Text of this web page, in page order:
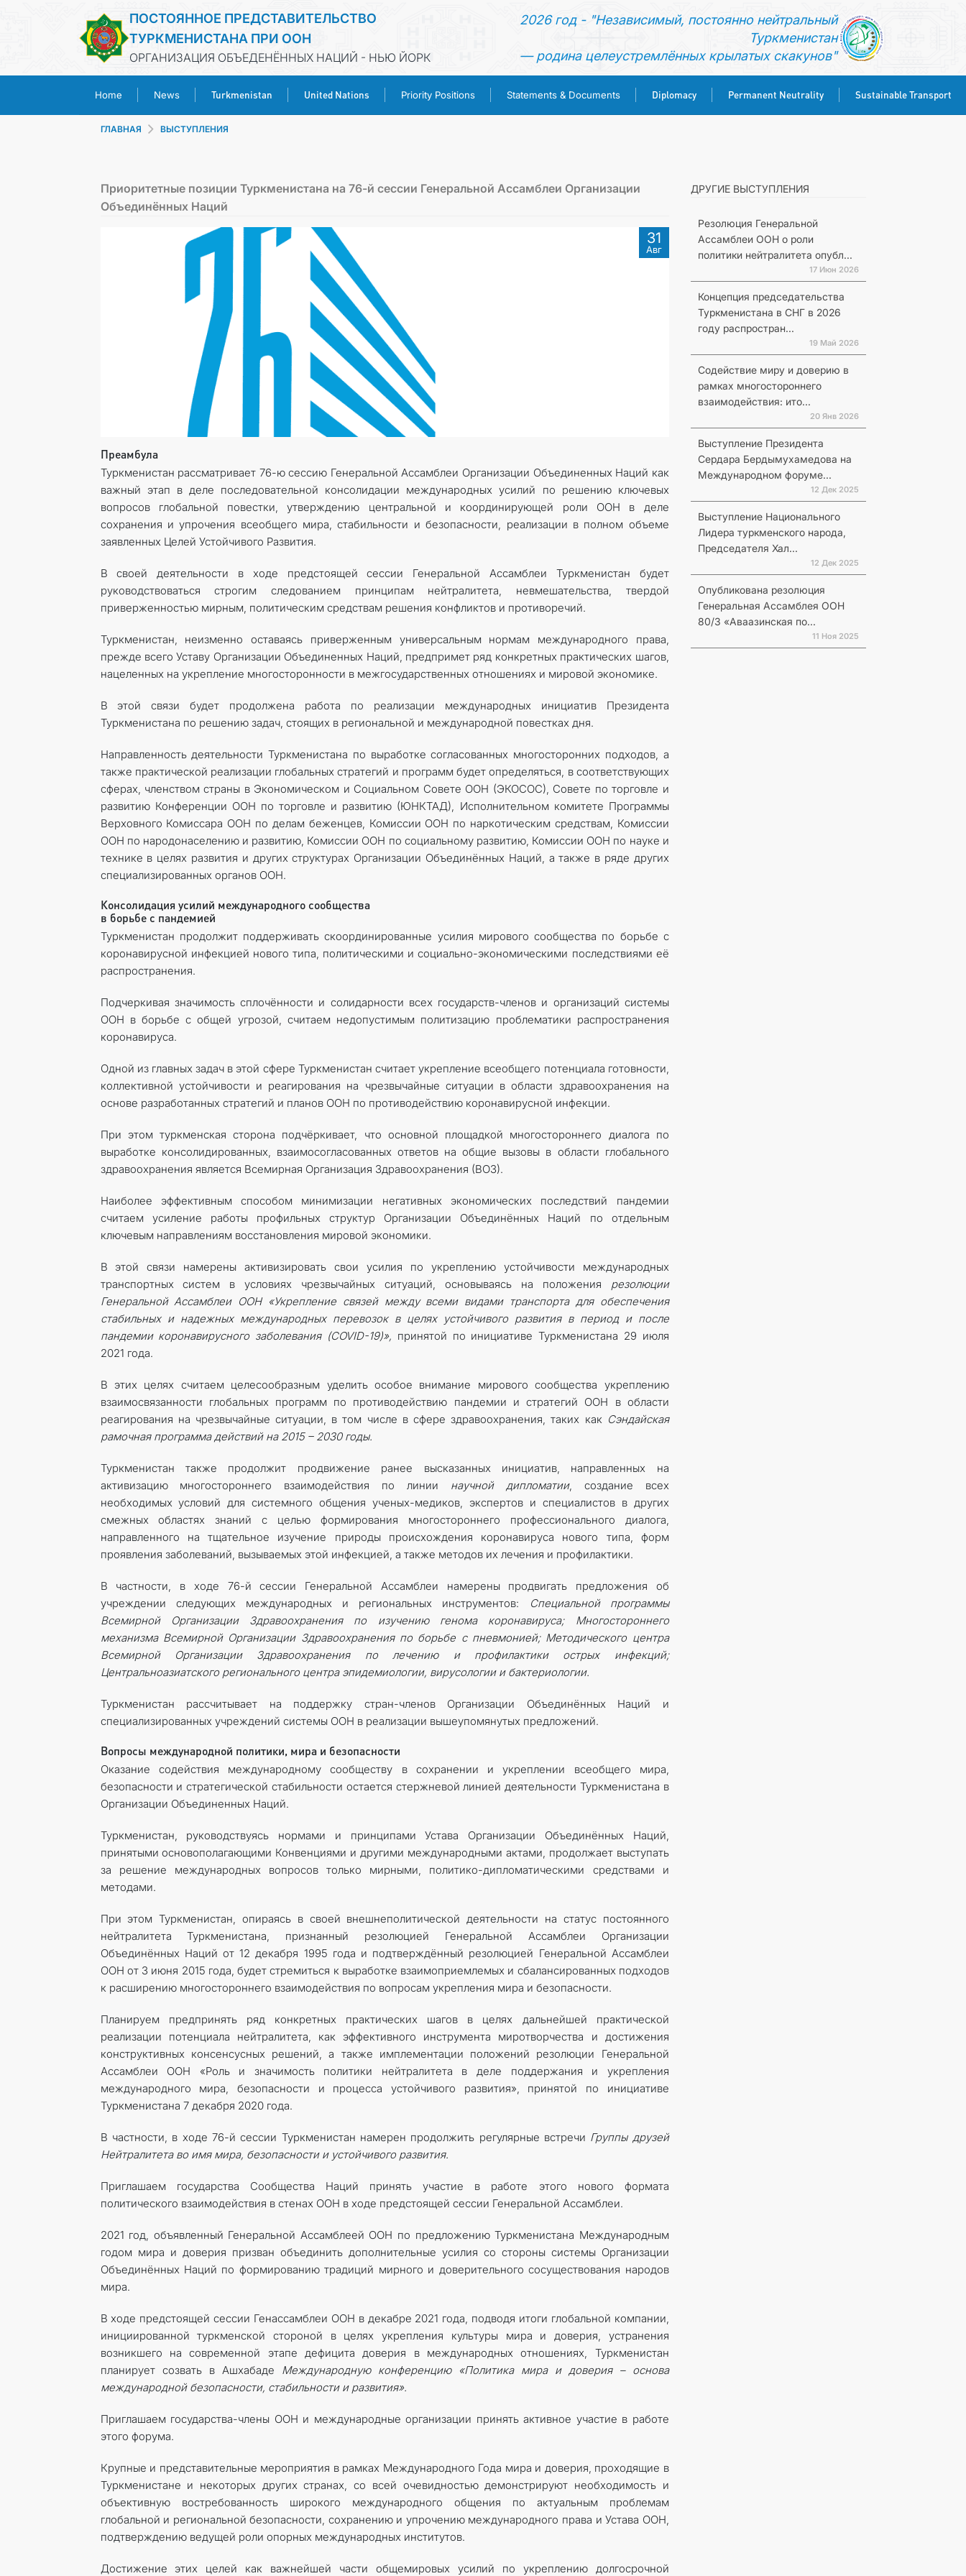
ПОСТОЯННОЕ ПРЕДСТАВИТЕЛЬСТВО
ТУРКМЕНИСТАНА ПРИ ООН
ОРГАНИЗАЦИЯ ОБЪЕДЕНЁННЫХ НАЦИЙ - НЬЮ ЙОРК
2026 год - "Независимый, постоянно нейтральный
Туркменистан
— родина целеустремлённых крылатых скакунов"
Home News Turkmenistan United Nations Priority Positions Statements & Documents Diplomacy Permanent Neutrality Sustainable Transport
PERMANENT NEUTRALITY
ГЛАВНАЯ ВЫСТУПЛЕНИЯ
Приоритетные позиции Туркменистана на 76-й сессии Генеральной Ассамблеи Организации
Объединённых Наций
31
Авг
Преамбула
Туркменистан рассматривает 76-ю сессию Генеральной Ассамблеи Организации Объединенных Наций как
важный этап в деле последовательной консолидации международных усилий по решению ключевых
вопросов глобальной повестки, утверждению центральной и координирующей роли ООН в деле
сохранения и упрочения всеобщего мира, стабильности и безопасности, реализации в полном объеме
заявленных Целей Устойчивого Развития.
В своей деятельности в ходе предстоящей сессии Генеральной Ассамблеи Туркменистан будет
руководствоваться строгим следованием принципам нейтралитета, невмешательства, твердой
приверженностью мирным, политическим средствам решения конфликтов и противоречий.
Туркменистан, неизменно оставаясь приверженным универсальным нормам международного права,
прежде всего Уставу Организации Объединенных Наций, предпримет ряд конкретных практических шагов,
нацеленных на укрепление многосторонности в межгосударственных отношениях и мировой экономике.
В этой связи будет продолжена работа по реализации международных инициатив Президента
Туркменистана по решению задач, стоящих в региональной и международной повестках дня.
Направленность деятельности Туркменистана по выработке согласованных многосторонних подходов, а
также практической реализации глобальных стратегий и программ будет определяться, в соответствующих
сферах, членством страны в Экономическом и Социальном Совете ООН (ЭКОСОС), Совете по торговле и
развитию Конференции ООН по торговле и развитию (ЮНКТАД), Исполнительном комитете Программы
Верховного Комиссара ООН по делам беженцев, Комиссии ООН по наркотическим средствам, Комиссии
ООН по народонаселению и развитию, Комиссии ООН по социальному развитию, Комиссии ООН по науке и
технике в целях развития и других структурах Организации Объединённых Наций, а также в ряде других
специализированных органов ООН.
Консолидация усилий международного сообщества
в борьбе с пандемией
Туркменистан продолжит поддерживать скоординированные усилия мирового сообщества по борьбе с
коронавирусной инфекцией нового типа, политическими и социально-экономическими последствиями её
распространения.
Подчеркивая значимость сплочённости и солидарности всех государств-членов и организаций системы
ООН в борьбе с общей угрозой, считаем недопустимым политизацию проблематики распространения
коронавируса.
Одной из главных задач в этой сфере Туркменистан считает укрепление всеобщего потенциала готовности,
коллективной устойчивости и реагирования на чрезвычайные ситуации в области здравоохранения на
основе разработанных стратегий и планов ООН по противодействию коронавирусной инфекции.
При этом туркменская сторона подчёркивает, что основной площадкой многостороннего диалога по
выработке консолидированных, взаимосогласованных ответов на общие вызовы в области глобального
здравоохранения является Всемирная Организация Здравоохранения (ВОЗ).
Наиболее эффективным способом минимизации негативных экономических последствий пандемии
считаем усиление работы профильных структур Организации Объединённых Наций по отдельным
ключевым направлениям восстановления мировой экономики.
В этой связи намерены активизировать свои усилия по укреплению устойчивости международных
транспортных систем в условиях чрезвычайных ситуаций, основываясь на положения резолюции
Генеральной Ассамблеи ООН «Укрепление связей между всеми видами транспорта для обеспечения
стабильных и надежных международных перевозок в целях устойчивого развития в период и после
пандемии коронавирусного заболевания (COVID-19)», принятой по инициативе Туркменистана 29 июля
2021 года.
В этих целях считаем целесообразным уделить особое внимание мирового сообщества укреплению
взаимосвязанности глобальных программ по противодействию пандемии и стратегий ООН в области
реагирования на чрезвычайные ситуации, в том числе в сфере здравоохранения, таких как Сэндайская
рамочная программа действий на 2015 – 2030 годы.
Туркменистан также продолжит продвижение ранее высказанных инициатив, направленных на
активизацию многостороннего взаимодействия по линии научной дипломатии, создание всех
необходимых условий для системного общения ученых-медиков, экспертов и специалистов в других
смежных областях знаний с целью формирования многостороннего профессионального диалога,
направленного на тщательное изучение природы происхождения коронавируса нового типа, форм
проявления заболеваний, вызываемых этой инфекцией, а также методов их лечения и профилактики.
В частности, в ходе 76-й сессии Генеральной Ассамблеи намерены продвигать предложения об
учреждении следующих международных и региональных инструментов:
Специальной программы
Всемирной Организации Здравоохранения по изучению генома коронавируса; Многостороннего
механизма Всемирной Организации Здравоохранения по борьбе с пневмонией; Методического центра
Всемирной Организации Здравоохранения по лечению и профилактики острых инфекций;
Центральноазиатского регионального центра эпидемиологии, вирусологии и бактериологии.
Туркменистан рассчитывает на поддержку стран-членов Организации Объединённых Наций и
специализированных учреждений системы ООН в реализации вышеупомянутых предложений.
Вопросы международной политики, мира и безопасности
Оказание содействия международному сообществу в сохранении и укреплении всеобщего мира,
безопасности и стратегической стабильности остается стержневой линией деятельности Туркменистана в
Организации Объединенных Наций.
Туркменистан, руководствуясь нормами и принципами Устава Организации Объединённых Наций,
принятыми основополагающими Конвенциями и другими международными актами, продолжает выступать
за решение международных вопросов только мирными, политико-дипломатическими средствами и
методами.
При этом Туркменистан, опираясь в своей внешнеполитической деятельности на статус постоянного
нейтралитета Туркменистана, признанный резолюцией Генеральной Ассамблеи Организации
Объединённых Наций от 12 декабря 1995 года и подтверждённый резолюцией Генеральной Ассамблеи
ООН от 3 июня 2015 года, будет стремиться к выработке взаимоприемлемых и сбалансированных подходов
к расширению многостороннего взаимодействия по вопросам укрепления мира и безопасности.
Планируем предпринять ряд конкретных практических шагов в целях дальнейшей практической
реализации потенциала нейтралитета, как эффективного инструмента миротворчества и достижения
конструктивных консенсусных решений, а также имплементации положений резолюции Генеральной
Ассамблеи ООН «Роль и значимость политики нейтралитета в деле поддержания и укрепления
международного мира, безопасности и процесса устойчивого развития», принятой по инициативе
Туркменистана 7 декабря 2020 года.
В частности, в ходе 76-й сессии Туркменистан намерен продолжить регулярные встречи Группы друзей
Нейтралитета во имя мира, безопасности и устойчивого развития.
Приглашаем государства Сообщества Наций принять участие в работе этого нового формата
политического взаимодействия в стенах ООН в ходе предстоящей сессии Генеральной Ассамблеи.
2021 год, объявленный Генеральной Ассамблеей ООН по предложению Туркменистана Международным
годом мира и доверия призван объединить дополнительные усилия со стороны системы Организации
Объединённых Наций по формированию традиций мирного и доверительного сосуществования народов
мира.
В ходе предстоящей сессии Генассамблеи ООН в декабре 2021 года, подводя итоги глобальной компании,
инициированной туркменской стороной в целях укрепления культуры мира и доверия, устранения
возникшего на современной этапе дефицита доверия в международных отношениях, Туркменистан
планирует созвать в Ашхабаде Международную конференцию «Политика мира и доверия – основа
международной безопасности, стабильности и развития».
Приглашаем государства-члены ООН и международные организации принять активное участие в работе
этого форума.
Крупные и представительные мероприятия в рамках Международного Года мира и доверия, проходящие в
Туркменистане и некоторых других странах, со всей очевидностью демонстрируют необходимость и
объективную востребованность широкого международного общения по актуальным проблемам
глобальной и региональной безопасности, сохранению и упрочению международного права и Устава ООН,
подтверждению ведущей роли опорных международных институтов.
Достижение этих целей как важнейшей части общемировых усилий по укреплению долгосрочной
ДРУГИЕ ВЫСТУПЛЕНИЯ
Резолюция Генеральной
Ассамблеи ООН о роли
политики нейтралитета опубл...
17 Июн 2026
Концепция председательства
Туркменистана в СНГ в 2026
году распростран...
19 Май 2026
Содействие миру и доверию в
рамках многостороннего
взаимодействия: ито...
20 Янв 2026
Выступление Президента
Сердара Бердымухамедова на
Международном форуме...
12 Дек 2025
Выступление Национального
Лидера туркменского народа,
Председателя Хал...
12 Дек 2025
Опубликована резолюция
Генеральная Ассамблея ООН
80/3 «Аваазинская по...
11 Ноя 2025